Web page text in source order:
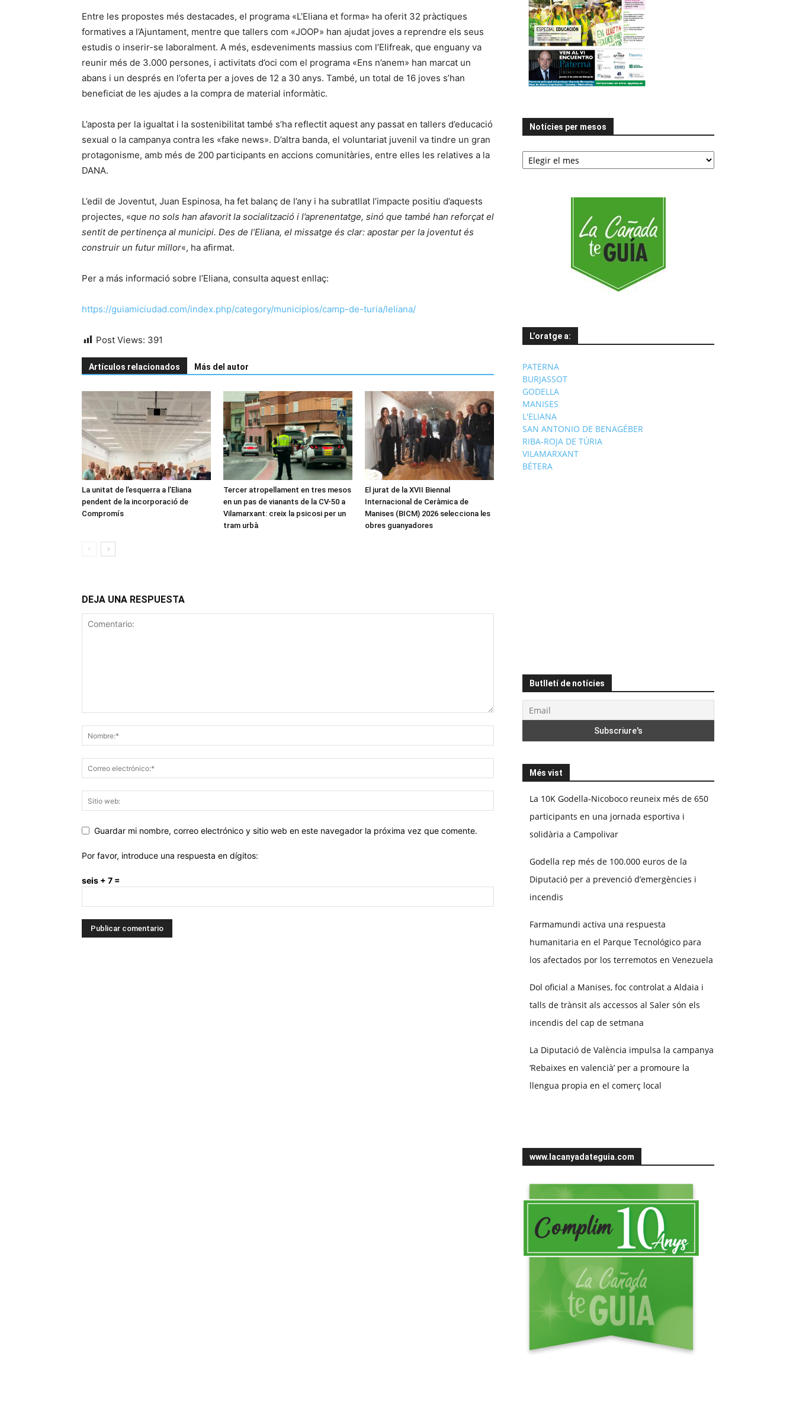
Entre les propostes més destacades, el programa «L’Eliana et forma» ha oferit 32 pràctiques
formatives a l’Ajuntament, mentre que tallers com «JOOP» han ajudat joves a reprendre els seus
estudis o inserir-se laboralment. A més, esdeveniments massius com l’Elifreak, que enguany va
reunir més de 3.000 persones, i activitats d’oci com el programa «Ens n’anem» han marcat un
abans i un després en l’oferta per a joves de 12 a 30 anys. També, un total de 16 joves s’han
beneficiat de les ajudes a la compra de material informàtic.
L’aposta per la igualtat i la sostenibilitat també s’ha reflectit aquest any passat en tallers d’educació
sexual o la campanya contra les «fake news». D’altra banda, el voluntariat juvenil va tindre un gran
protagonisme, amb més de 200 participants en accions comunitàries, entre elles les relatives a la
DANA.
L’edil de Joventut, Juan Espinosa, ha fet balanç de l’any i ha subratllat l’impacte positiu d’aquests
projectes, «que no sols han afavorit la socialització i l’aprenentatge, sinó que també han reforçat el
sentit de pertinença al municipi. Des de l’Eliana, el missatge és clar: apostar per la joventut és
construir un futur millor«, ha afirmat.
Per a más informació sobre l’Eliana, consulta aquest enllaç:
https://guiamiciudad.com/index.php/category/municipios/camp-de-turia/leliana/
Post Views: 391
Artículos relacionados Más del autor
La unitat de l’esquerra a l’Eliana
pendent de la incorporació de
Compromís
Tercer atropellament en tres mesos
en un pas de vianants de la CV-50 a
Vilamarxant: creix la psicosi per un
tram urbà
El jurat de la XVII Biennal
Internacional de Ceràmica de
Manises (BICM) 2026 selecciona les
obres guanyadores
DEJA UNA RESPUESTA
Guardar mi nombre, correo electrónico y sitio web en este navegador la próxima vez que comente.
Por favor, introduce una respuesta en dígitos:
seis + 7 =
Notícies per mesos
Notícies
per
L’oratge a:
PATERNA
BURJASSOT
GODELLA
MANISES
L'ELIANA
SAN ANTONIO DE BENAGÉBER
RIBA-ROJA DE TÚRIA
VILAMARXANT
BÉTERA
Butlletí de notícies
Més vist
La 10K Godella-Nicoboco reuneix més de 650
participants en una jornada esportiva i
solidària a Campolivar
Godella rep més de 100.000 euros de la
Diputació per a prevenció d’emergències i
incendis
Farmamundi activa una respuesta
humanitaria en el Parque Tecnológico para
los afectados por los terremotos en Venezuela
Dol oficial a Manises, foc controlat a Aldaia i
talls de trànsit als accessos al Saler són els
incendis del cap de setmana
La Diputació de València impulsa la campanya
‘Rebaixes en valencià’ per a promoure la
llengua propia en el comerç local
www.lacanyadateguia.com